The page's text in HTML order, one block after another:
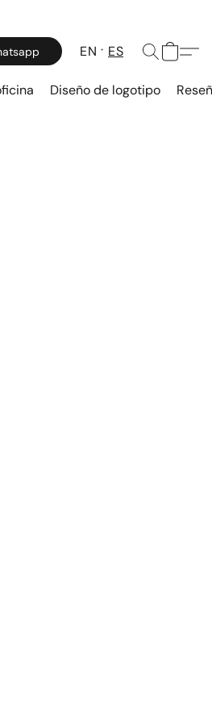
EN ES
Diseño de logotipo